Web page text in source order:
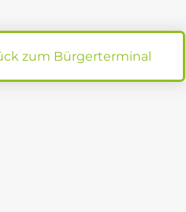
zum Bürgerterminal